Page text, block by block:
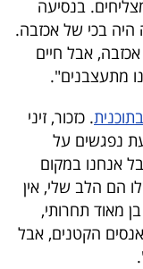
בנסיעה
בכי של אכזבה.
אבל חיים
מתעצבנים".
. כזכור, זיני
מתוקשרת 6 שנים וכעת נפגשים על
אנחנו במקום
הם הלב שלי, אין
מאוד תחרותי,
הקטנים, אבל